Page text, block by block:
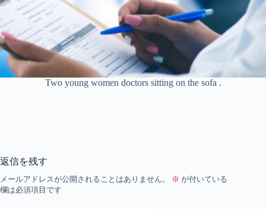
Two young women doctors sitting on the sofa .
返信を残す
メールアドレスが公開されることはありません。 ※ が付いている
欄は必須項目です